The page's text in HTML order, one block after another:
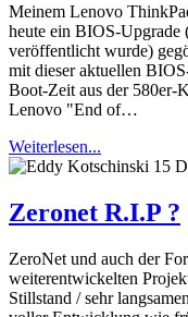
Meinem Lenovo
heute ein BIOS-Upgrade
veröffentlicht wurde)
mit dieser aktuellen
Boot-Zeit aus der 580er-
Lenovo "End of…
Weiterlesen...
15
Zeronet R.I.P ?
ZeroNet und auch der
weiterentwickelten
Stillstand / sehr